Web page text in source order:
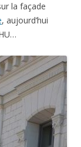
la façade
, aujourd’hui